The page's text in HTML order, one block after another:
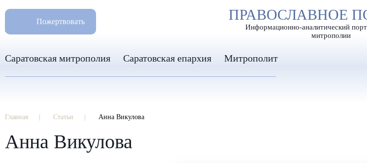
РАЗМЕР ШРИФТА А А А
ПРАВОСЛАВНОЕ
Информационно-аналитический
митрополии
Пожертвовать
8 960 346 31 04
info-sar@mail.ru
Саратовская митрополия Саратовская епархия Митрополит
Главная Статьи Анна Викулова
Анна Викулова